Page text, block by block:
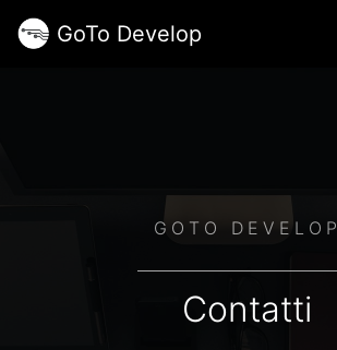
GoTo Develop
GOTO DEVELOP
Contatti